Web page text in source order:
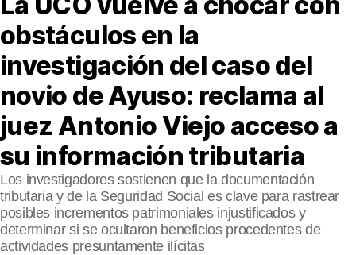
COMUNIDADES
ElConstitucional TV
MásQueTele
ElConstitucional +
MásQueEstilo
MásQuePartidos
MásQueSucesos
obstáculos en la
investigación del caso del
novio de Ayuso: reclama al
juez Antonio Viejo acceso a
su información tributaria
Los investigadores sostienen que la documentación
tributaria y de la Seguridad Social es clave para rastrear
posibles incrementos patrimoniales injustificados y
determinar si se ocultaron beneficios procedentes de
actividades presuntamente ilícitas